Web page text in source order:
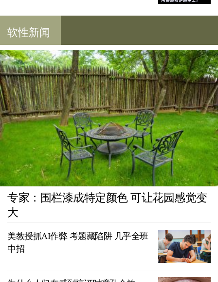
软性新闻
专家：围栏漆成特定颜色 可让花园感觉变
大
美教授抓AI作弊 考题藏陷阱 几乎全班
中招